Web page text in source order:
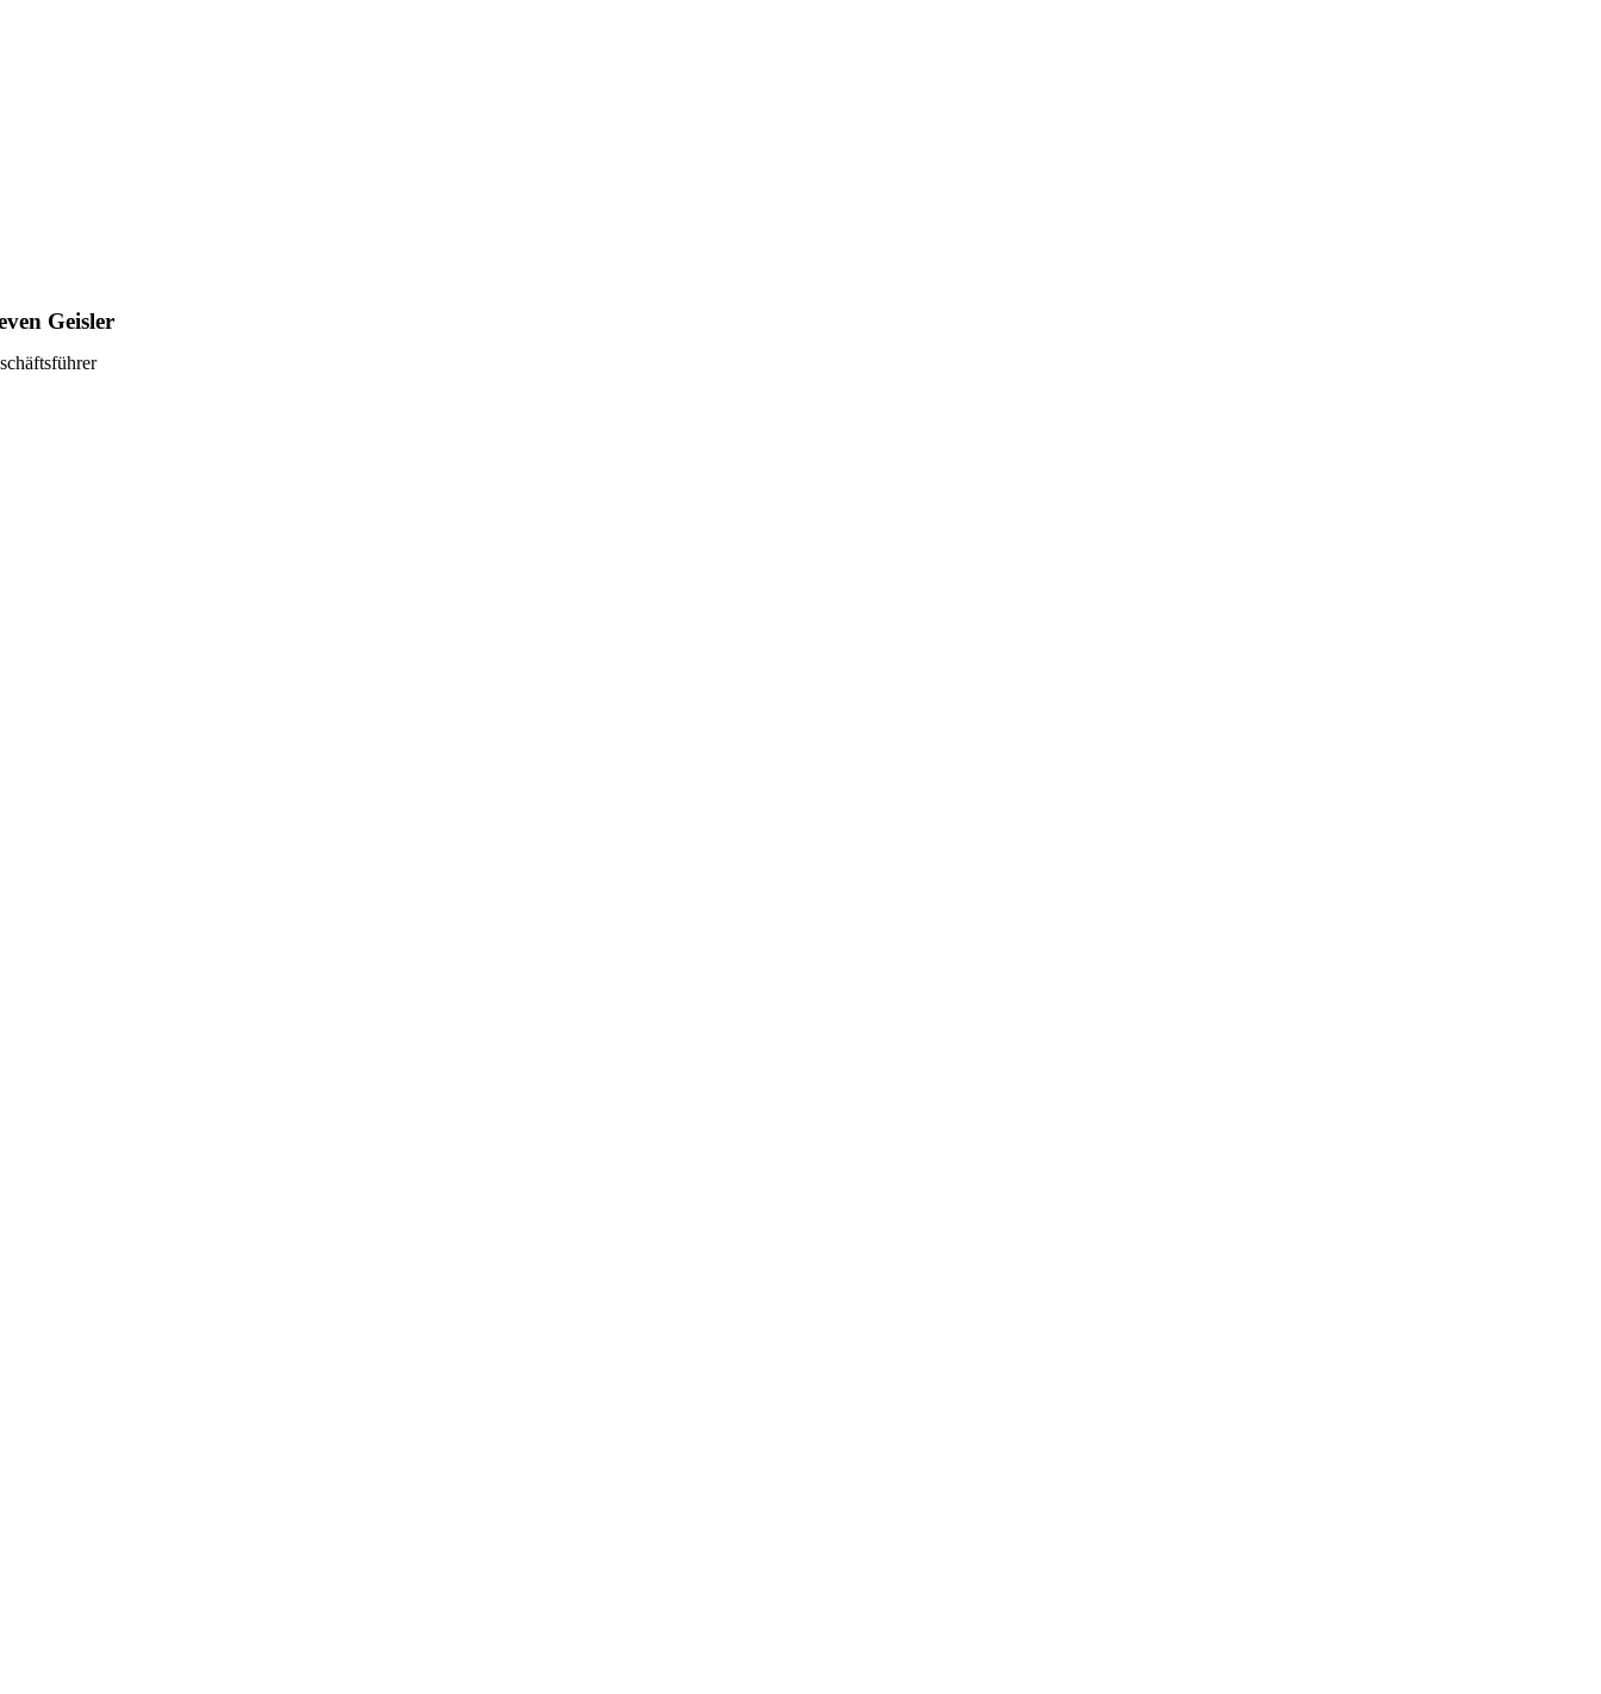
Geisler